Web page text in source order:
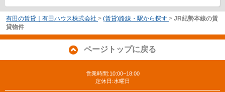
有田の賃貸｜有田ハウス株式会社 > (賃貸)路線・駅から探す > JR紀勢本線の賃
貸物件
ページトップに戻る
営業時間:10:00~18:00
定休日:水曜日